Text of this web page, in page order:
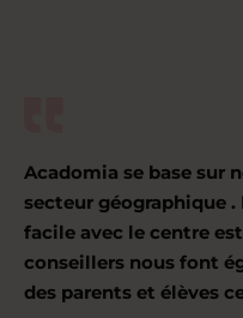
Acadomia se base sur
secteur géographique .
facile avec le centre
conseillers nous font
des parents et élèves